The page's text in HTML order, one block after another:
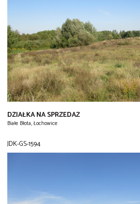
DZIAŁKA NA SPRZEDAŻ
Białe Błota, Łochowice
JDK-GS-1594